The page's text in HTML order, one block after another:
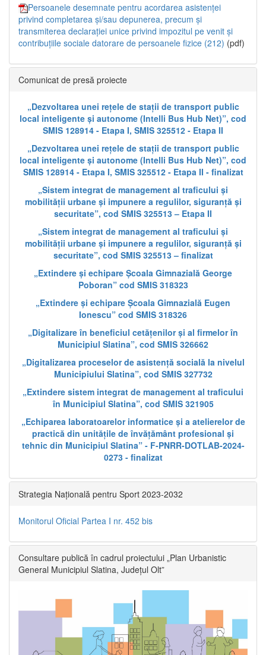
Persoanele desemnate pentru acordarea asistenței
privind completarea și/sau depunerea, precum și
transmiterea declarației unice privind impozitul pe venit și
contribuțiile sociale datorare de persoanele fizice (212) (pdf)
Comunicat de presă proiecte
„Dezvoltarea unei rețele de stații de transport public
local inteligente și autonome (Intelli Bus Hub Net)”, cod
SMIS 128914 - Etapa I, SMIS 325512 - Etapa II
„Dezvoltarea unei rețele de stații de transport public
local inteligente și autonome (Intelli Bus Hub Net)”, cod
SMIS 128914 - Etapa I, SMIS 325512 - Etapa II - finalizat
„Sistem integrat de management al traficului și
mobilității urbane și impunere a regulilor, siguranță și
securitate”, cod SMIS 325513 – Etapa II
„Sistem integrat de management al traficului și
mobilității urbane și impunere a regulilor, siguranță și
securitate”, cod SMIS 325513 – finalizat
„Extindere și echipare Școala Gimnazială George
Poboran” cod SMIS 318323
„Extindere și echipare Școala Gimnazială Eugen
Ionescu” cod SMIS 318326
„Digitalizare în beneficiul cetățenilor și al firmelor în
Municipiul Slatina”, cod SMIS 326662
„Digitalizarea proceselor de asistență socială la nivelul
Municipiului Slatina”, cod SMIS 327732
„Extindere sistem integrat de management al traficului
în Municipiul Slatina”, cod SMIS 321905
„Echiparea laboratoarelor informatice și a atelierelor de
practică din unitățile de învățământ profesional și
tehnic din Municipiul Slatina” - F-PNRR-DOTLAB-2024-
0273 - finalizat
Strategia Națională pentru Sport 2023-2032
Monitorul Oficial Partea I nr. 452 bis
Consultare publică în cadrul proiectului „Plan Urbanistic
General Municipiul Slatina, Județul Olt”